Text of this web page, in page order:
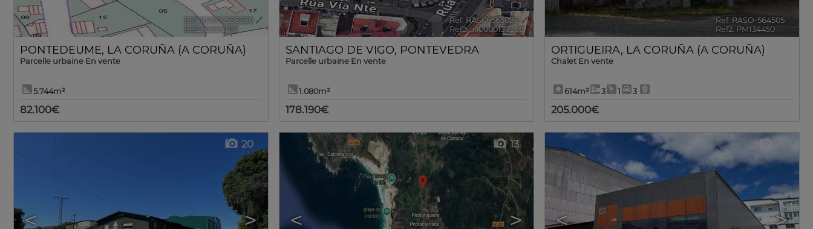
Ref. RASO-566360 🔗
Ref2. 60513017
PONTEDEUME, LA CORUÑA (A CORUÑA)
Parcelle urbaine En vente
5.744m²
82.100€
Ref. RASO-565098 🔗
Ref2. ali0000139366
SANTIAGO DE VIGO, PONTEVEDRA
Parcelle urbaine En vente
1.080m²
178.190€
Ref. RASO-564505
Ref2. PM134450
ORTIGUEIRA, LA CORUÑA (A CORUÑA)
Chalet En vente
614m² 3 1 3
205.000€
< >
20
< >
13
< >
21